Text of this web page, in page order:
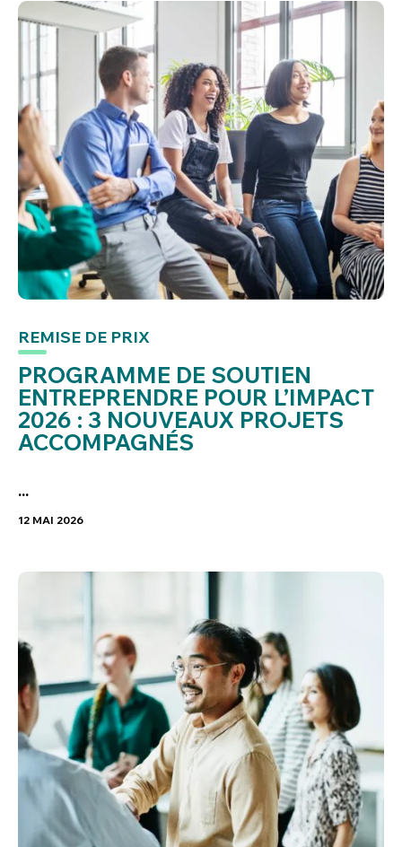
REMISE DE PRIX
PROGRAMME DE SOUTIEN
ENTREPRENDRE POUR L’IMPACT
2026 : 3 NOUVEAUX PROJETS
ACCOMPAGNÉS
...
12 MAI 2026